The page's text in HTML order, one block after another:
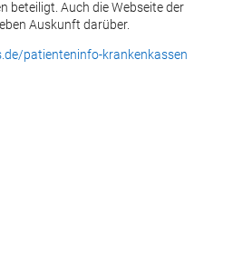
beteiligt. Auch die Webseite der
Auskunft darüber.
patienteninfo-krankenkassen